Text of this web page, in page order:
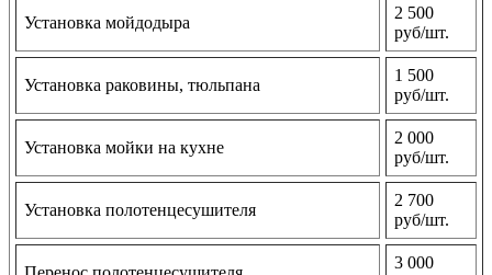
Установка мойдодыра
2 500
руб/шт.
Установка раковины, тюльпана
1 500
руб/шт.
Установка мойки на кухне
2 000
руб/шт.
Установка полотенцесушителя
2 700
руб/шт.
3 000